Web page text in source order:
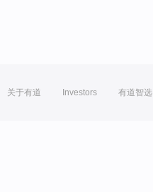
关于有道 Investors 有道智选